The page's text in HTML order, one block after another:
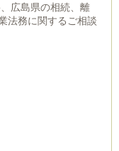
広島県の相続、離
法務に関するご相談